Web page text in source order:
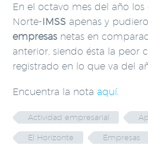
En el octavo mes del año los
Norte-IMSS apenas y
empresas netas en
anterior, siendo ésta la peor
registrado en lo que va del
Encuentra la nota aquí
Actividad empresarial
El Horizonte Empresas